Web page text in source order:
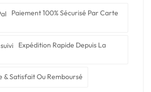
Paiement 100% Sécurisé Par Carte
Expédition Rapide Depuis La
& Satisfait Ou Remboursé